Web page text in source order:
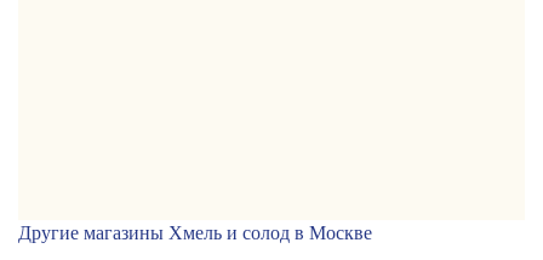
Другие магазины Хмель и солод в Москве